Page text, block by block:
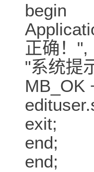
begin
正确！",
"系统提
MB_OK
exit;
end;
end;